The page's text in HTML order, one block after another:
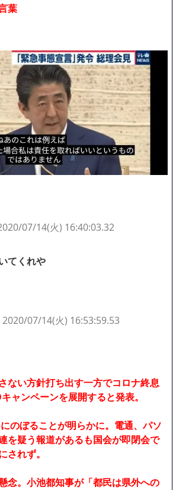
葉
07/14(火) 16:40:03.32
てくれや
2020/07/14(火) 16:53:59.53
ない方針打ち出す一方でコロナ終息
ャンペーンを展開すると発表。
のぼることが明らかに。電通、パソ
を疑う報道があるも国会が即閉会で
されず。
念。小池都知事が「都民は県外への